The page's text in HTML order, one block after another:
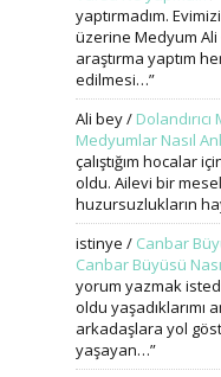
yaptırmadım.
üzerine Medyum Ali
araştırma yaptım
edilmesi…”
Ali bey/
Medyumlar Nasıl
çalıştığım hocalar
oldu. Ailevi bir
huzursuzlukların
istinye / Canbar
Canbar Büyüsü
yorum yazmak
oldu yaşadıklarımı
arkadaşlara yol
yaşayan…”